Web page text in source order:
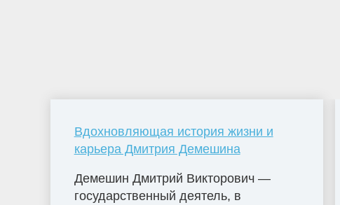
Вдохновляющая история жизни и
карьера Дмитрия Демешина
Демешин Дмитрий Викторович —
государственный деятель, в